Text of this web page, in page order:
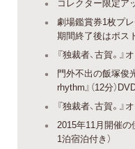
劇場鑑賞券1枚プレ
期間終了後はポス
『独裁者、古賀。
門外不出の飯塚俊
rhythm』（12分）
『独裁者、古賀。
2015年11月開催の
1泊宿泊付き）